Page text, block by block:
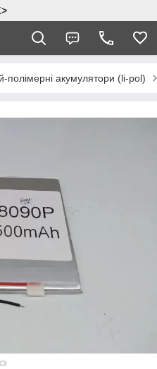
полімерні акумулятори (li-pol)